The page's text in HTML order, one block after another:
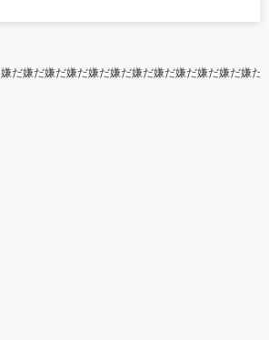
嫌だ嫌だ嫌だ嫌だ嫌だ嫌だ嫌だ嫌だ嫌だ嫌だ嫌だ嫌だ